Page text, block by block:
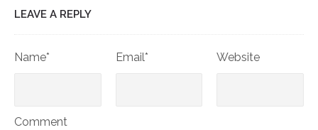
LEAVE A REPLY
Name* Email* Website
Comment